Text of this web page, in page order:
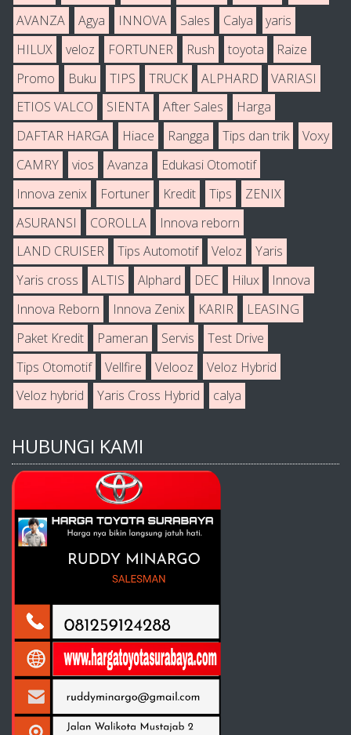
AVANZA
Agya INNOVA Sales Calya
yaris
HILUX
veloz FORTUNER Rush toyota
Raize
Promo
Buku TIPS TRUCK ALPHARD
VARIASI
ETIOS VALCO
SIENTA After Sales
Harga
DAFTAR HARGA
Hiace Rangga Tips dan trik
Voxy
CAMRY
vios Avanza
Edukasi Otomotif
Innova zenix
Fortuner Kredit Tips
ZENIX
ASURANSI
COROLLA
Innova reborn
LAND CRUISER
Tips Automotif Veloz
Yaris
Yaris cross
ALTIS Alphard DEC Hilux
Innova
Innova Reborn
Innova Zenix KARIR
LEASING
Paket Kredit
Pameran Servis
Test Drive
Tips Otomotif
Vellfire Velooz
Veloz Hybrid
Veloz hybrid
Yaris Cross Hybrid calya
HUBUNGI KAMI